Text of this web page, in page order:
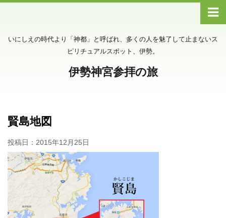
いにしえの時代より「神都」と呼ばれ、多くの人を魅了して止まないス
ピリチュアルスポット、伊勢。
伊勢神宮参拝の旅
賢島地図
投稿日： 2015年12月25日